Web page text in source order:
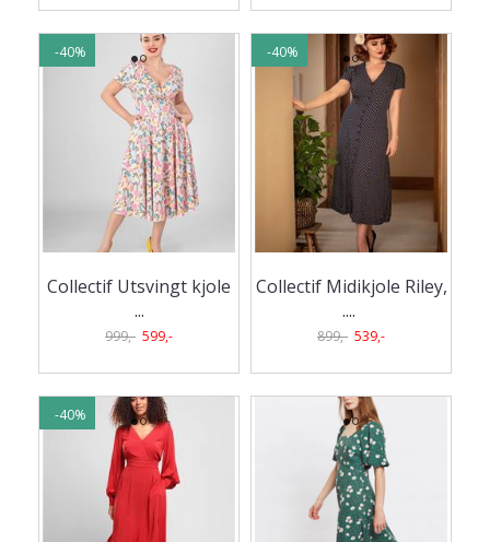
-40%
Collectif Utsvingt kjole
...
999,- 599,-
-40%
Collectif Midikjole Riley,
....
899,- 539,-
-40%